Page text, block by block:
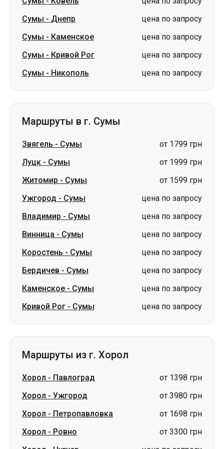
Сумы - Днепр
цена по запросу
Сумы - Каменское
цена по запросу
Сумы - Кривой Рог
цена по запросу
Сумы - Никополь цена по запросу
Маршруты в г. Сумы
Звягель - Сумы
от 1799 грн
Луцк - Сумы
от 1999 грн
Житомир - Сумы
от 1599 грн
Ужгород - Сумы
цена по запросу
Владимир - Сумы
цена по запросу
Винница - Сумы
цена по запросу
Коростень - Сумы
цена по запросу
Бердичев - Сумы
цена по запросу
Каменское - Сумы
цена по запросу
Кривой Рог - Сумы цена по запросу
Маршруты из г. Хорол
Хорол - Павлоград
от 1398 грн
Хорол - Ужгород
от 3980 грн
Хорол - Петропавловка
от 1698 грн
Хорол - Ровно
от 3300 грн